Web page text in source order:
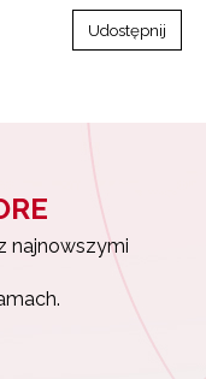
Udostępnij
najnowszymi